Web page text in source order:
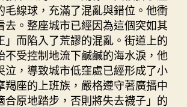
毛線球，充滿了混亂與錯位。他衝
去。整座城市已經因為這個突如其
」而陷入了荒謬的混亂。街道上的
不受控制地流下鹹鹹的海水淚，他
泣，導致城市低窪處已經形成了小
羯座的上班族，嚴格遵守著廣播中
合原地踏步，否則將失去襪子」的